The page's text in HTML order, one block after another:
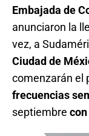
Embajada de
anunciaron la
vez, a
Ciudad de
comenzarán el
frecuencias
septiembre